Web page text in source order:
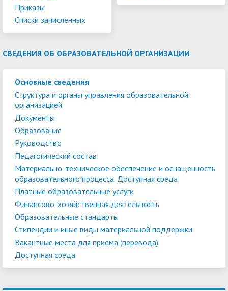
Приказы
Списки зачисленных
СВЕДЕНИЯ ОБ ОБРАЗОВАТЕЛЬНОЙ ОРГАНИЗАЦИИ
Основные сведения
Структура и органы управления образовательной
организацией
Документы
Образование
Руководство
Педагогический состав
Материально-техническое обеспечение и оснащенность
образовательного процесса. Доступная среда
Платные образовательные услуги
Финансово-хозяйственная деятельность
Образовательные стандарты
Стипендии и иные виды материальной поддержки
Вакантные места для приема (перевода)
Доступная среда